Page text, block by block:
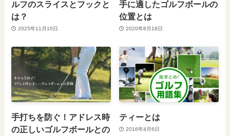
ルフのスライスとフックと
は？
2025年11月10日
手に適したゴルフボールの
位置とは
2020年8月18日
手打ちを防ぐ！アドレス時
の正しいゴルフボールとの
ティーとは
2016年4月6日